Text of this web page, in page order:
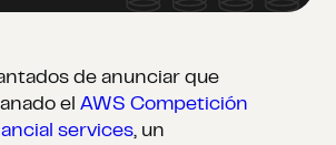
de anunciar que
el AWS Competición
services, un